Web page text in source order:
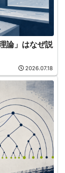
論」はなぜ説
2026.07.18